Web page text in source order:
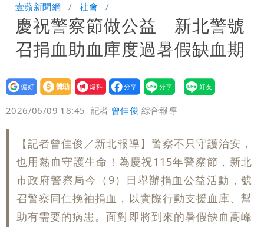
壹蘋新聞網 社會
慶祝警察節做公益 新北警號
召捐血助血庫度過暑假缺血期
設為
贊助
我要
爆料
2026/06/09 18:45 記者 曾佳俊 綜合報導
【記者曾佳俊／新北報導】警察不只守護治安，
也用熱血守護生命！為慶祝115年警察節，新北
市政府警察局今（9）日舉辦捐血公益活動，號
召警察同仁挽袖捐血，以實際行動支援血庫、幫
助有需要的病患。面對即將到來的暑假缺血高峰